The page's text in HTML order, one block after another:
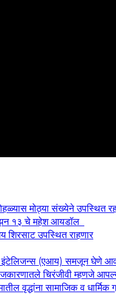
मोठ्या संख्येने उपस्थित
१३ चे महेश आयडॉल
शिरसाट उपस्थित राहणार
इंटेलिजन्स (एआय) समजून घेणे
चिरंजीवी म्हणजे
वृद्धांना सामाजिक व